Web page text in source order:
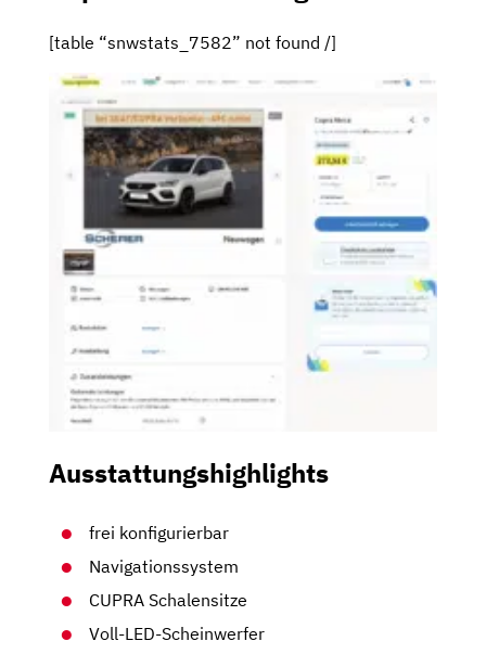
[table “snwstats_7582” not found /]
Ausstattungshighlights
frei konfigurierbar
Navigationssystem
CUPRA Schalensitze
Voll-LED-Scheinwerfer